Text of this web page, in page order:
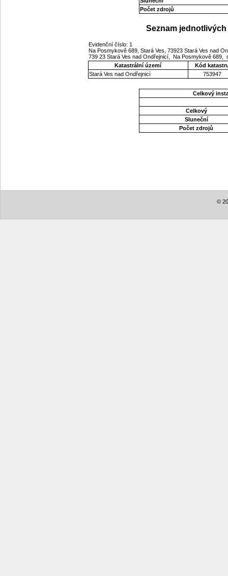
Počet zdrojů
Seznam
Evidenční číslo: 1
Na Posmykově 689, Stará Ves, 73923 Stará Ves nad
739 23 Stará Ves nad Ondřejnicí, Na Posmykově
Katastrální území
Kód
Stará Ves nad Ondřejnicí
753947
Celkový
Celkový
Sluneční
Počet zdrojů
©